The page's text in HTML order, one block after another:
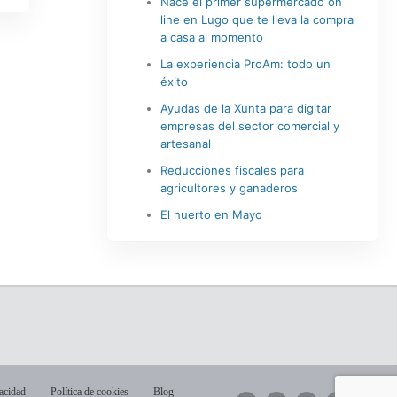
line en Lugo que te lleva la compra
a casa al momento
La experiencia ProAm: todo un
éxito
Ayudas de la Xunta para digitar
empresas del sector comercial y
artesanal
Reducciones fiscales para
agricultores y ganaderos
El huerto en Mayo
Política de cookies
Blog